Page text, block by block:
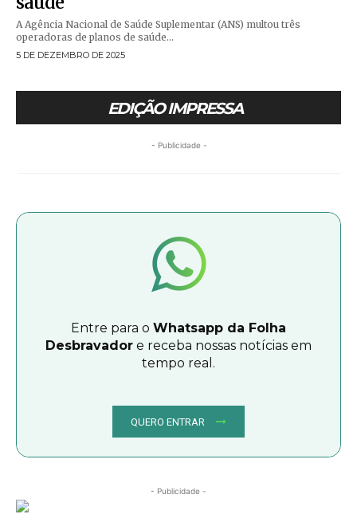
A Agência Nacional de Saúde Suplementar (ANS) multou três
operadoras de planos de saúde...
5 DE DEZEMBRO DE 2025
EDIÇÃO IMPRESSA
- Publicidade -
Entre para o Whatsapp da Folha
Desbravador e receba nossas notícias em
tempo real.
QUERO ENTRAR
- Publicidade -